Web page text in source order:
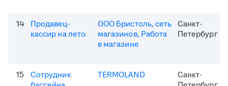
14
Продавец-
кассир на лето
ООО Бристоль, сеть
магазинов, Работа
в магазине
Санкт-
Петербург
15
Сотрудник
TERMOLAND
Санкт-